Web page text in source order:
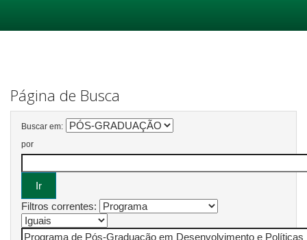
Página de Busca
Buscar em:
por
Filtros correntes: